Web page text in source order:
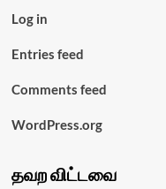
Log in
Entries feed
Comments feed
WordPress.org
தவற விட்டவை